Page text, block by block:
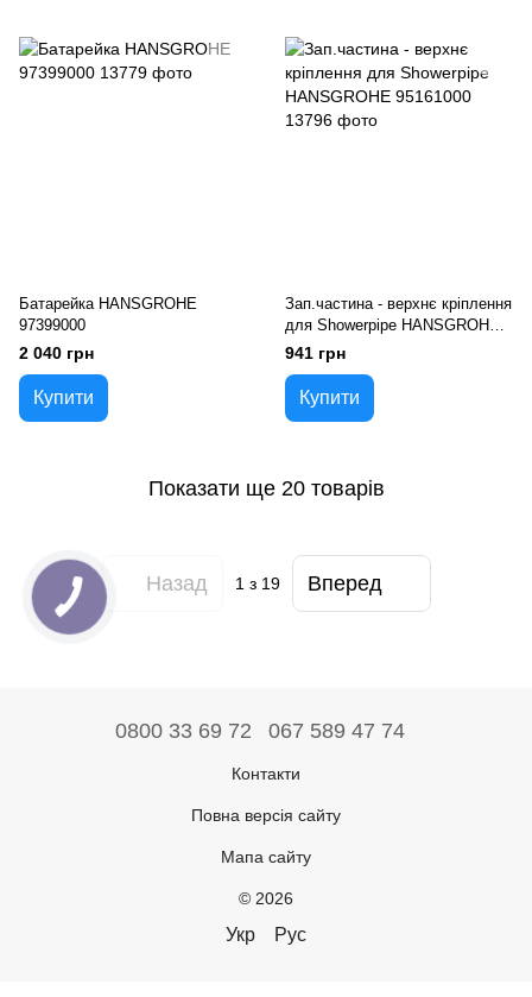
Батарейка HANSGROHE
97399000
2 040 грн
Купити
Зап.частина - верхнє кріплення
для Showerpipe HANSGROHE
95161000
941 грн
Купити
Показати ще 20 товарів
Назад 1 з 19 Вперед
0800 33 69 72 067 589 47 74
Контакти
Повна версія сайту
Мапа сайту
© 2026
Укр Рус